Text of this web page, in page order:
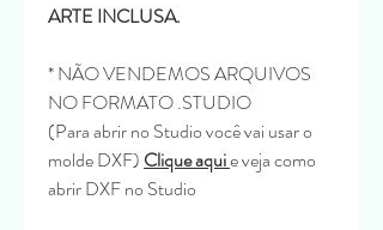
ARTE INCLUSA.
* NÃO VENDEMOS ARQUIVOS
NO FORMATO .STUDIO
(Para abrir no Studio você vai usar o
molde DXF) Clique aquie veja como
abrir DXF no Studio